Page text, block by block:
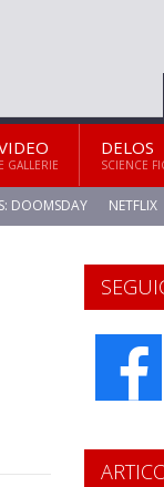
E GALLERIE
DELOS
SCIENCE
DOOMSDAY NETFLIX